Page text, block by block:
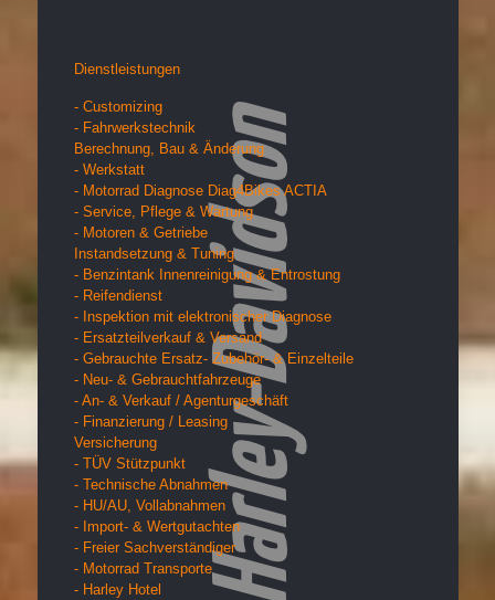
Dienstleistungen
- Customizing
- Fahrwerkstechnik
Berechnung, Bau & Änderung
- Werkstatt
- Motorrad Diagnose Diag4Bikes ACTIA
- Service, Pflege & Wartung
- Motoren & Getriebe
Instandsetzung & Tuning
- Benzintank Innenreinigung & Entrostung
- Reifendienst
- Inspektion mit elektronischer Diagnose
- Ersatzteilverkauf & Versand
- Gebrauchte Ersatz- Zubehör- & Einzelteile
- Neu- & Gebrauchtfahrzeuge
- An- & Verkauf / Agenturgeschäft
- Finanzierung / Leasing
Versicherung
- TÜV Stützpunkt
- Technische Abnahmen
- HU/AU, Vollabnahmen
- Import- & Wertgutachten
- Freier Sachverständiger
- Motorrad Transporte
- Harley Hotel